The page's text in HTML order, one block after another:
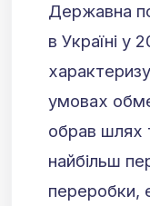
Державна
в Україні у
умовах
обрав шлях
найбільш
переробки,